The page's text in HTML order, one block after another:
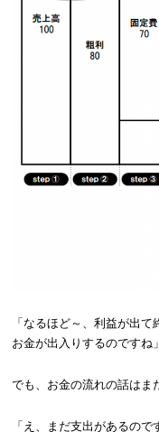
「なるほど～、利益が出
お金が出入りするのですね」
でも、お金の流れの話はま
「え、まだ支出があるので